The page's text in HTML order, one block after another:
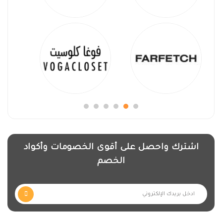
اشترك واحصل على أقوى الخصومات وأكواد
الخصم